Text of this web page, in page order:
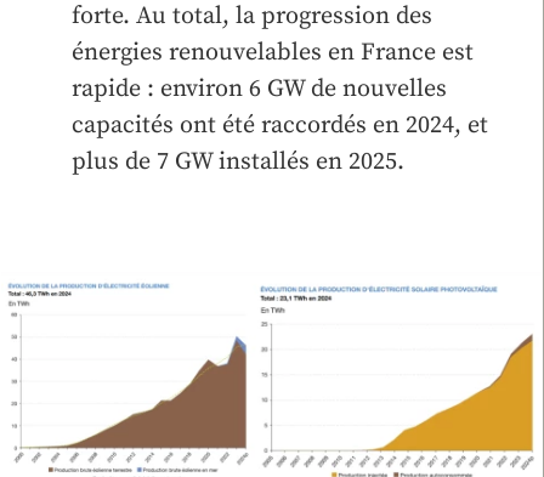
forte. Au total, la progression des
énergies renouvelables en France est
rapide : environ 6 GW de nouvelles
capacités ont été raccordés en 2024, et
plus de 7 GW installés en 2025.